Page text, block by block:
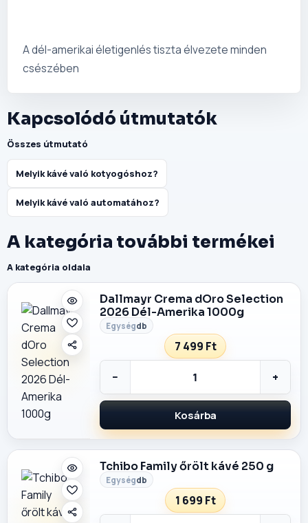
A dél-amerikai életigenlés tiszta élvezete minden
csészében
Kapcsolódó útmutatók
Összes útmutató
Melyik kávé való kotyogóshoz?
Melyik kávé való automatához?
A kategória további termékei
A kategória oldala
Dallmayr Crema dOro Selection
2026 Dél-Amerika 1000g
db
7 499 Ft
− +
Kosárba
Tchibo Family őrölt kávé 250 g
db
1 699 Ft